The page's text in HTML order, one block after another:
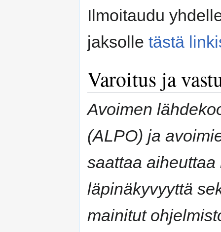
Ilmoitaudu
jaksolle tästä
Varoitus ja
Avoimen
(ALPO) ja
saattaa
läpinäkyvyyttä
mainitut